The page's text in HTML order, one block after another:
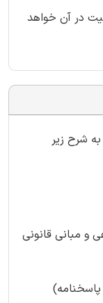
در آن خواهد
شرح زیر
و مبانی قانونی